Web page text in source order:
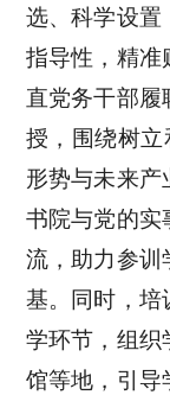
选、科学设置
指导性，精
直党务干部
授，围绕树立
形势与未来
书院与党的实
流，助力参训
基。同时，培
学环节，组
馆等地，引导